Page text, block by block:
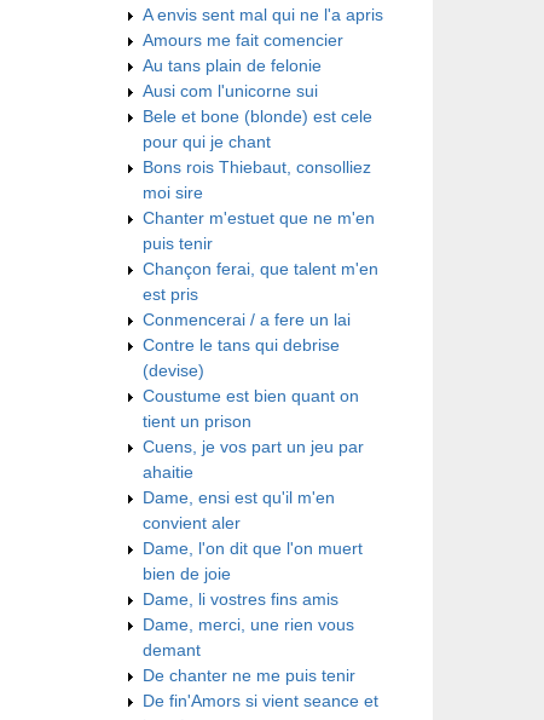
A envis sent mal qui ne l'a apris
Amours me fait comencier
Au tans plain de felonie
Ausi com l'unicorne sui
Bele et bone (blonde) est cele
pour qui je chant
Bons rois Thiebaut, consolliez
moi sire
Chanter m'estuet que ne m'en
puis tenir
Chançon ferai, que talent m'en
est pris
Conmencerai / a fere un lai
Contre le tans qui debrise
(devise)
Coustume est bien quant on
tient un prison
Cuens, je vos part un jeu par
ahaitie
Dame, ensi est qu'il m'en
convient aler
Dame, l'on dit que l'on muert
bien de joie
Dame, li vostres fins amis
Dame, merci, une rien vous
demant
De chanter ne me puis tenir
De fin'Amors si vient seance et